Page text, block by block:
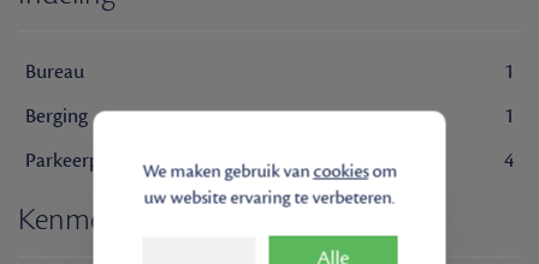
Bureau
1
Berging
1
Parkeerplaats
4
Kenmerken
We maken gebruik vancookiesom
uw website ervaring te verbeteren.
Alle